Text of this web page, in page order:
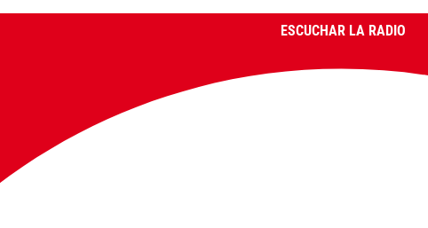
ESCUCHAR LA RADIO